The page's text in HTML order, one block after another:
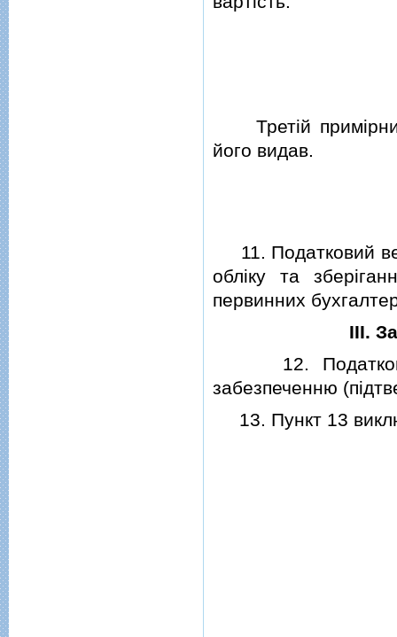
Третiй примiрник
його видав.
11. Податковий
облiку та
первинних
III.
12. Податковi
забезпеченню
13. Пункт 13